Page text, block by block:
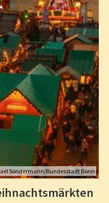
© dd-stock.adobe.com